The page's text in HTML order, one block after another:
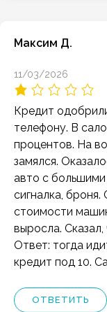
Максим Д.
11/03/2026
Кредит
телефону. В
процентов. На
замялся.
авто с
сигналка,
стоимости
выросла.
Ответ: тогда
кредит под 10.
ОТВЕТИТЬ